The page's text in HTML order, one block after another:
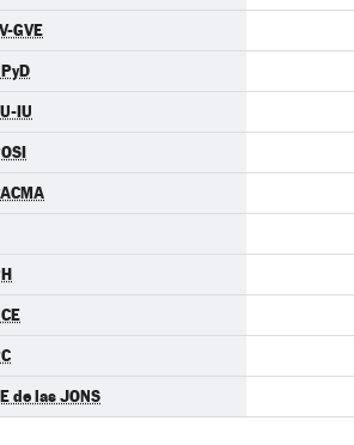
GVE
IU
de las JONS